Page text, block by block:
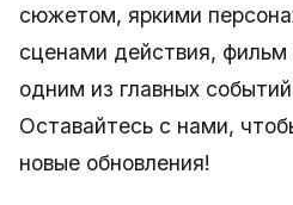
сюжетом, яркими
сценами действия,
одним из главных
Оставайтесь с нами,
новые обновления!